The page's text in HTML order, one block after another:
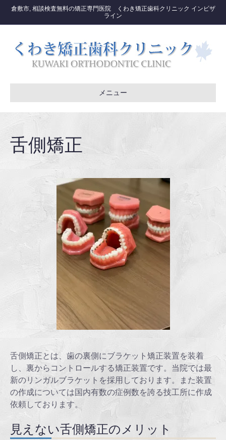
倉敷市, 相談検査無料の矯正専門医院 くわき矯正歯科クリニック インビザ
ライン
メニュー
舌側矯正
舌側矯正とは、歯の裏側にブラケット矯正装置を装着
し、裏からコントロールする矯正装置です。当院では最
新のリンガルブラケットを採用しております。また装置
の作成については国内有数の症例数を誇る技工所に作成
依頼しております。
見えない舌側矯正のメリット